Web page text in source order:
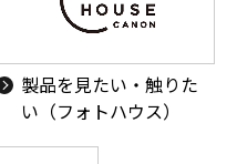
製品を見たい・触りた
い（フォトハウス）